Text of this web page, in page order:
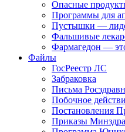
Опасные
Программы для
Пустышки —
Фальшивые
Фармагедон —
Файлы
ГосРеестр ЛС
Забраковка
Письма
Побочное
Постановления
Приказы